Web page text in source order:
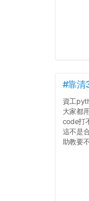
#靠清
資工
大家都
code打
這不是
助教要